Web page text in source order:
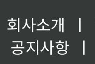
회사소개 ㅣ
공지사항
ㅣ